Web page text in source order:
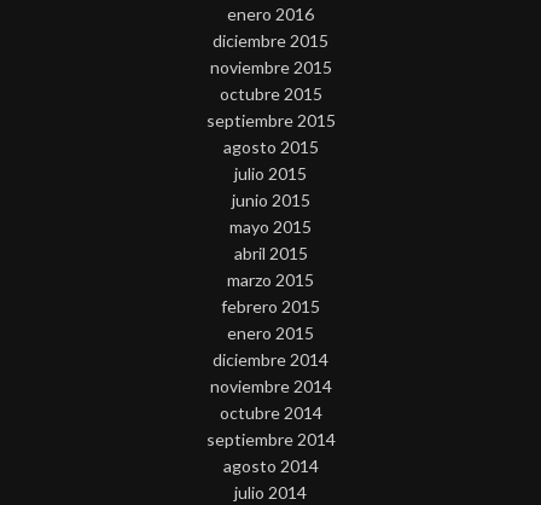
enero 2016
diciembre 2015
noviembre 2015
octubre 2015
septiembre 2015
agosto 2015
julio 2015
junio 2015
mayo 2015
abril 2015
marzo 2015
febrero 2015
enero 2015
diciembre 2014
noviembre 2014
octubre 2014
septiembre 2014
agosto 2014
julio 2014